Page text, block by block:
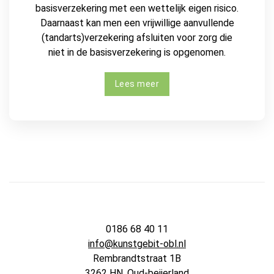
basisverzekering met een wettelijk eigen risico.
Daarnaast kan men een vrijwillige aanvullende
(tandarts)verzekering afsluiten voor zorg die
niet in de basisverzekering is opgenomen.
Lees meer
0186 68 40 11
info@kunstgebit-obl.nl
Rembrandtstraat 1B